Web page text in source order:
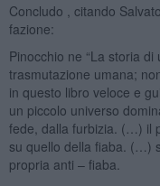
Concludo , citando
fazione:
Pinocchio ne “La storia
trasmutazione umana;
in questo libro veloce e
un piccolo universo
fede, dalla furbizia. (…) il
su quello della fiaba. (…)
propria anti – fiaba.